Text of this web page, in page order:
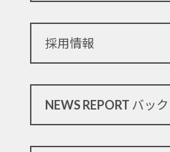
採用情報
NEWS REPORT バッ